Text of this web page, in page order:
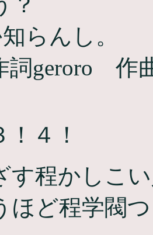
らんし。
geroro 作
４！
す程かしこ
ほど程学閥